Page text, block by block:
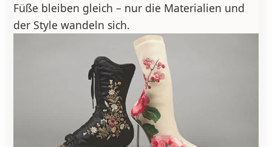
Füße bleiben gleich – nur die Materialien und
der Style wandeln sich.